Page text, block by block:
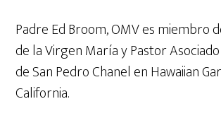
Padre Ed Broom, OMV es miembro
de la Virgen María y Pastor
de San Pedro Chanel en Hawaiian
California.